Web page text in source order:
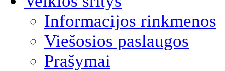
Informacijos rinkmenos
Viešosios paslaugos
Prašymai